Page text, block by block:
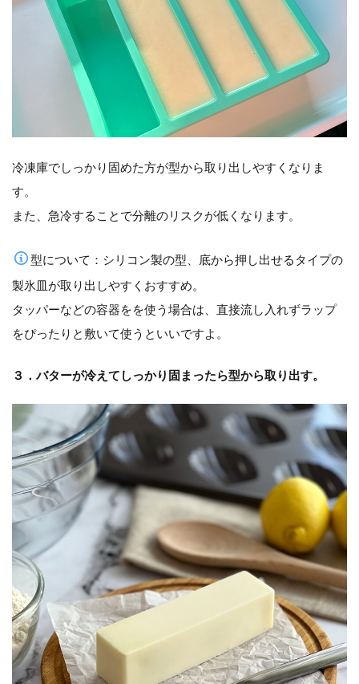
冷凍庫でしっかり固めた方が型から取り出しやすくなりま
す。
また、急冷することで分離のリスクが低くなります。
型について：シリコン製の型、底から押し出せるタイプの
製氷皿が取り出しやすくおすすめ。
タッパーなどの容器をを使う場合は、直接流し入れずラップ
をぴったりと敷いて使うといいですよ。
３．バターが冷えてしっかり固まったら型から取り出す。